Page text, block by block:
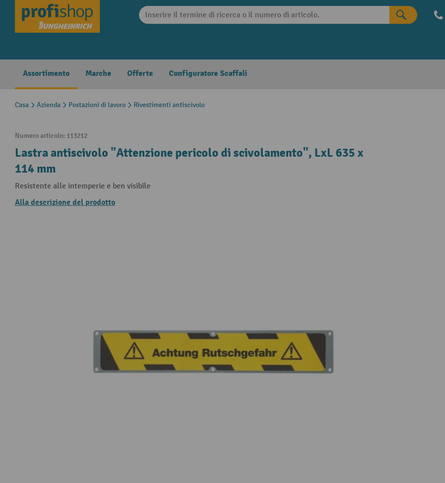
Skip to main navigation
Assortimento Marche Offerte Configuratore Scaffali
Casa Azienda Postazioni di lavoro Rivestimenti antiscivolo
Numero articolo: 113212
Lastra antiscivolo "Attenzione pericolo di scivolamento", LxL 635 x
114 mm
Resistente alle intemperie e ben visibile
Alla descrizione del prodotto